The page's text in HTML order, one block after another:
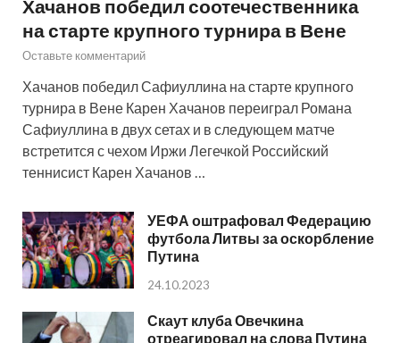
Хачанов победил соотечественника
на старте крупного турнира в Вене
Оставьте комментарий
Хачанов победил Сафиуллина на старте крупного
турнира в Вене Карен Хачанов переиграл Романа
Сафиуллина в двух сетах и в следующем матче
встретится с чехом Иржи Легечкой Российский
теннисист Карен Хачанов …
УЕФА оштрафовал Федерацию
футбола Литвы за оскорбление
Путина
24.10.2023
Скаут клуба Овечкина
отреагировал на слова Путина